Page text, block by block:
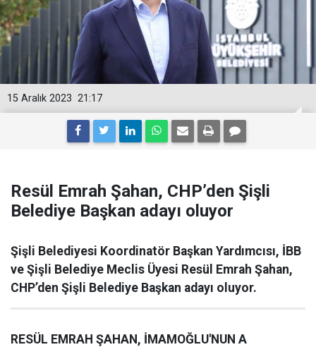
21:17
15 Aralık 2023
Resül Emrah Şahan, CHP’den Şişli
Belediye Başkan adayı oluyor
Şişli Belediyesi Koordinatör Başkan Yardımcısı, İBB
ve Şişli Belediye Meclis Üyesi Resül Emrah Şahan,
CHP’den Şişli Belediye Başkan adayı oluyor.
RESÜL EMRAH ŞAHAN, İMAMOĞLU'NUN A